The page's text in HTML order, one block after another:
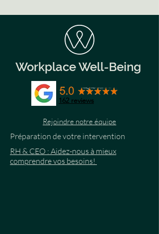
Workplace Well-Being
162 reviews
Rejoindre notre équipe
Préparation de votre intervention
RH & CEO : Aidez-nous à mieux
comprendre vos besoins!